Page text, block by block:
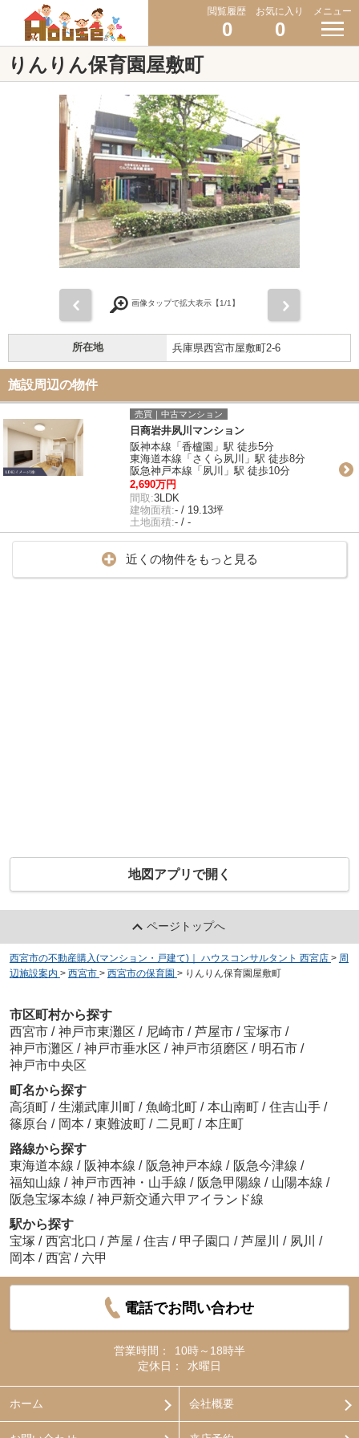
閲覧履歴
0
お気に入り
0
メニュー
りんりん保育園屋敷町
画像タップで拡大表示【1/1】
所在地 兵庫県西宮市屋敷町2-6
施設周辺の物件
売買｜中古マンション
日商岩井夙川マンション
阪神本線「香櫨園」駅 徒歩5分
東海道本線「さくら夙川」駅 徒歩8分
阪急神戸本線「夙川」駅 徒歩10分
2,690万円
間取:3LDK
建物面積:- / 19.13坪
土地面積:- / -
近くの物件をもっと見る
地図アプリで開く
ページトップへ
西宮市の不動産購入(マンション・戸建て)｜ ハウスコンサルタント 西宮店 > 周
辺施設案内 > 西宮市 > 西宮市の保育園 > りんりん保育園屋敷町
市区町村から探す
西宮市 / 神戸市東灘区 / 尼崎市 / 芦屋市 / 宝塚市 /
神戸市灘区 / 神戸市垂水区 / 神戸市須磨区 / 明石市 /
神戸市中央区
町名から探す
高須町 / 生瀬武庫川町 / 魚崎北町 / 本山南町 / 住吉山手 /
篠原台 / 岡本 / 東難波町 / 二見町 / 本庄町
路線から探す
東海道本線 / 阪神本線 / 阪急神戸本線 / 阪急今津線 /
福知山線 / 神戸市西神・山手線 / 阪急甲陽線 / 山陽本線 /
阪急宝塚本線 / 神戸新交通六甲アイランド線
駅から探す
宝塚 / 西宮北口 / 芦屋 / 住吉 / 甲子園口 / 芦屋川 / 夙川
/
岡本 / 西宮 / 六甲
電話でお問い合わせ
営業時間：
10時～18時半
定休日：
水曜日
ホーム 会社概要